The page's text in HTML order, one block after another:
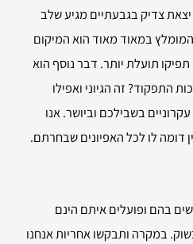
צדיק בגבעתיים מגיע שלב
המומלץ במאוד מאוד הוא המיקום
תועלת יותר. דבר נוסף הוא
התפקוד? זה הגיוני ואפילו
בשבילכם וביושר. אנו
דומה לו לכל האפיונים שבחרתם.
בהם ופועלים איתם הינם
במקרה ותבקשו אחריות אנחנו